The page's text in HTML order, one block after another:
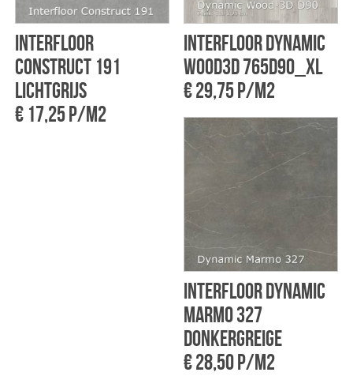
Interfloor
Construct 191
Lichtgrijs
€ 17,25 p/m2
Interfloor Dynamic
Wood3D 765D90_xl
€ 29,75 p/m2
Interfloor Dynamic
marmo 327
Donkergreige
€ 28,50 p/m2